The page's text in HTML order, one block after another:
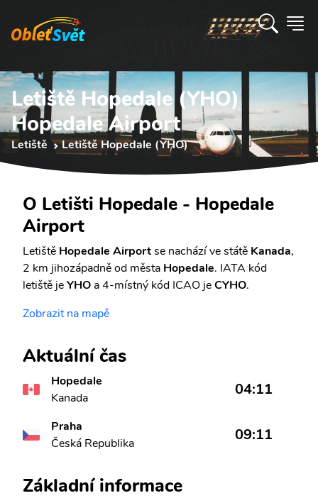
Letiště Hopedale (YHO)
Hopedale Airport
Letiště Letiště Hopedale (YHO)
O Letišti Hopedale - Hopedale
Airport
Letiště Hopedale Airportse nachází ve státě Kanada,
2 km jihozápadně od města Hopedale. IATA kód
letiště jeYHO a 4-místný kód ICAO jeCYHO.
Zobrazit na mapě
Aktuální čas
Hopedale
Kanada
04:11
Praha
Česká Republika
09:11
Základní informace